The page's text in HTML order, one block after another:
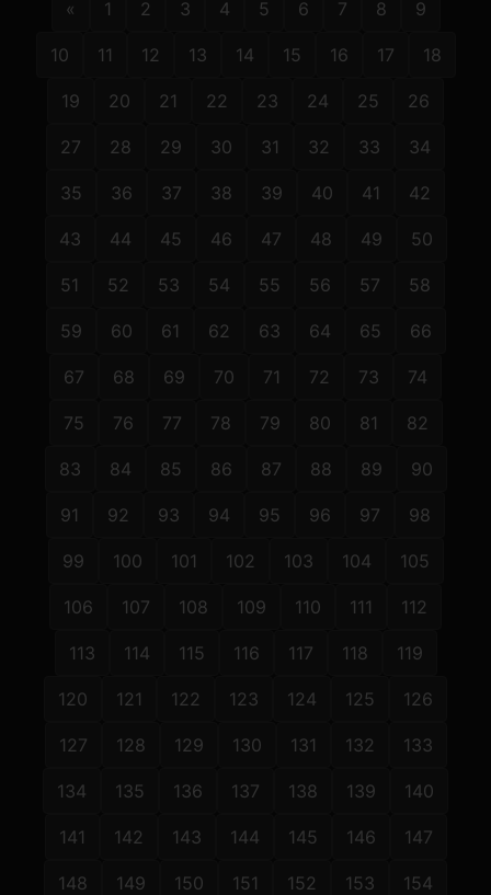
« 1 2 3 4 5 6 7 8 9
10 11 12 13 14 15 16 17 18
19 20 21 22 23 24 25 26
27 28 29 30 31 32 33 34
35 36 37 38 39 40 41 42
43 44 45 46 47 48 49 50
51 52 53 54 55 56 57 58
59 60 61 62 63 64 65 66
67 68 69 70 71 72 73 74
75 76 77 78 79 80 81 82
83 84 85 86 87 88 89 90
91 92 93 94 95 96 97 98
99 100 101 102 103 104 105
106 107 108 109 110 111 112
113 114 115 116 117 118 119
120 121 122 123 124 125 126
127 128 129 130 131 132 133
134 135 136 137 138 139 140
141 142 143 144 145 146 147
148 149 150 151 152 153 154